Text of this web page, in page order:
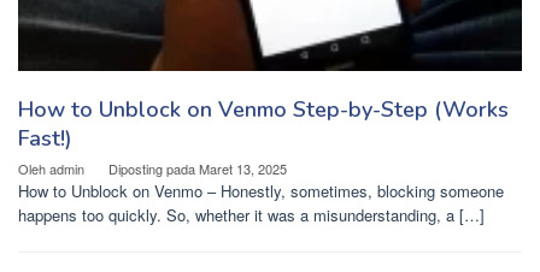
How to Unblock on Venmo Step-by-Step (Works
Fast!)
Olehadmin Diposting padaMaret 13, 2025
How to Unblock on Venmo – Honestly, sometimes, blocking someone
happens too quickly. So, whether it was a misunderstanding, a […]